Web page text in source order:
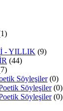
- YILLIK (9)
(44)
Söyleşiler (0)
Söyleşiler (0)
Söyleşiler (0)